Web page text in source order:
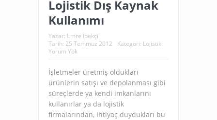
Lojistik Dış Kaynak
Kullanımı
Yazar: Emre İpekçi
Tarih: 25 Temmuz 2012 Kategori: Lojistik
Yorum Yok
İşletmeler üretmiş oldukları
ürünlerin satışı ve depolanması gibi
süreçlerde ya kendi imkanlarını
kullanırlar ya da lojistik
firmalarından, ihtiyaç duydukları bu